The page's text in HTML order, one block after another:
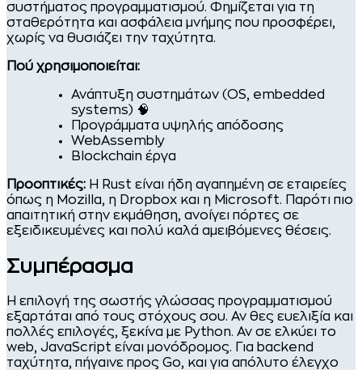
συστήματος προγραμματισμού. Φημίζεται για τη
σταθερότητα και ασφάλεια μνήμης που προσφέρει,
χωρίς να θυσιάζει την ταχύτητα.
Πού χρησιμοποιείται:
Ανάπτυξη συστημάτων (OS, embedded
systems) 🧠
Προγράμματα υψηλής απόδοσης
WebAssembly
Blockchain έργα
Προοπτικές: Η Rust είναι ήδη αγαπημένη σε εταιρείες
όπως η Mozilla, η Dropbox και η Microsoft. Παρότι πιο
απαιτητική στην εκμάθηση, ανοίγει πόρτες σε
εξειδικευμένες και πολύ καλά αμειβόμενες θέσεις.
Συμπέρασμα
Η επιλογή της σωστής γλώσσας προγραμματισμού
εξαρτάται από τους στόχους σου. Αν θες ευελιξία και
πολλές επιλογές, ξεκίνα με Python. Αν σε ελκύει το
web, JavaScript είναι μονόδρομος. Για backend
ταχύτητα, πήγαινε προς Go, και για απόλυτο έλεγχο